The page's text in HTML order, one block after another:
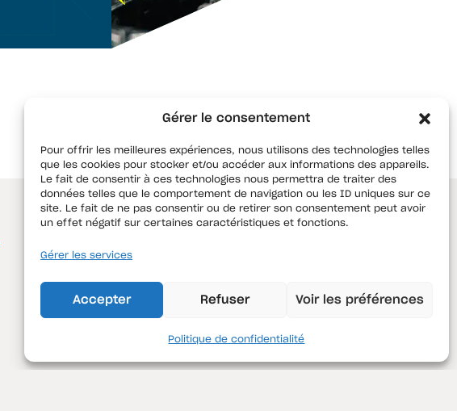
Gérer le consentement
Pour offrir les meilleures expériences, nous utilisons des technologies telles
que les cookies pour stocker et/ou accéder aux informations des appareils.
Le fait de consentir à ces technologies nous permettra de traiter des
données telles que le comportement de navigation ou les ID uniques sur ce
site. Le fait de ne pas consentir ou de retirer son consentement peut avoir
un effet négatif sur certaines caractéristiques et fonctions.
Gérer les services
Accepter Refuser Voir les préférences
Politique de confidentialité
Espace client
Contrat JM Motors Contact
Instagram